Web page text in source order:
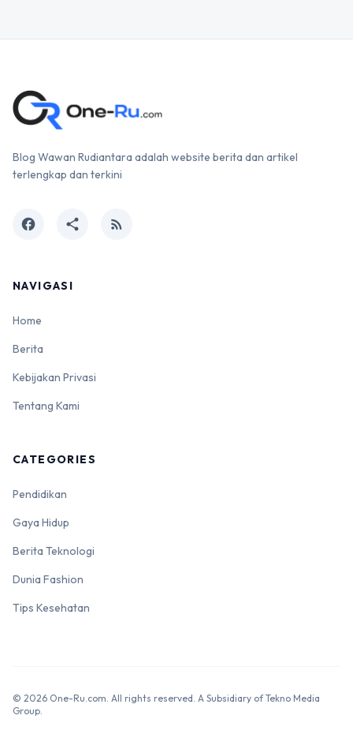
Blog Wawan Rudiantara adalah website berita dan artikel
terlengkap dan terkini
facebook share rss_feed
NAVIGASI
Home
Berita
Kebijakan Privasi
Tentang Kami
CATEGORIES
Pendidikan
Gaya Hidup
Berita Teknologi
Dunia Fashion
Tips Kesehatan
© 2026 One-Ru.com. All rights reserved. A Subsidiary of Tekno Media
Group.